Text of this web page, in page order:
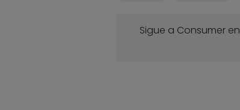
Sigue a Consumer en